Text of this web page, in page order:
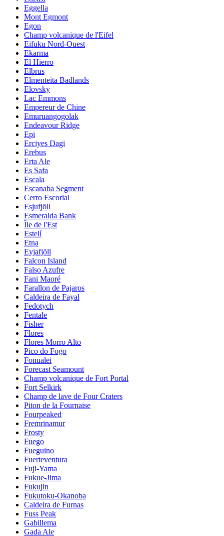
Eggella
Mont Egmont
Egon
Champ volcanique de l'Eifel
Eifuku Nord-Ouest
Ekarma
El Hierro
Elbrus
Elmenteita Badlands
Elovsky
Lac Emmons
Empereur de Chine
Emuruangogolak
Endeavour Ridge
Epi
Erciyes Dagi
Erebus
Erta Ale
Es Safa
Escala
Escanaba Segment
Cerro Escorial
Esjufjöll
Esmeralda Bank
Île de l'Est
Estelí
Etna
Eyjafjöll
Falcon Island
Falso Azufre
Fani Maoré
Farallon de Pajaros
Caldeira de Fayal
Fedotych
Fentale
Fisher
Flores
Flores Morro Alto
Pico do Fogo
Fonualei
Forecast Seamount
Champ volcanique de Fort Portal
Fort Selkirk
Champ de lave de Four Craters
Piton de la Fournaise
Fourpeaked
Fremrinamur
Frosty
Fuego
Fueguino
Fuerteventura
Fuji-Yama
Fukue-Jima
Fukujin
Fukutoku-Okanoba
Caldeira de Furnas
Fuss Peak
Gabillema
Gada Ale